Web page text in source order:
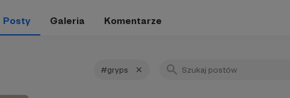
Posty Galeria Komentarze
#gryps